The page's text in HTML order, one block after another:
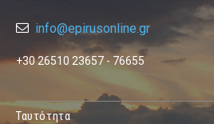
info@epirusonline.gr
+30 26510 23657 - 76655
Ταυτότητα